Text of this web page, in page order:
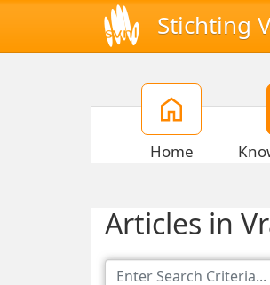
Stichting
Home
Articles in